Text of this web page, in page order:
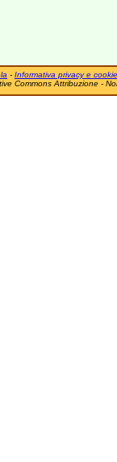
- Informativa privacy e cookie
Commons Attribuzione -